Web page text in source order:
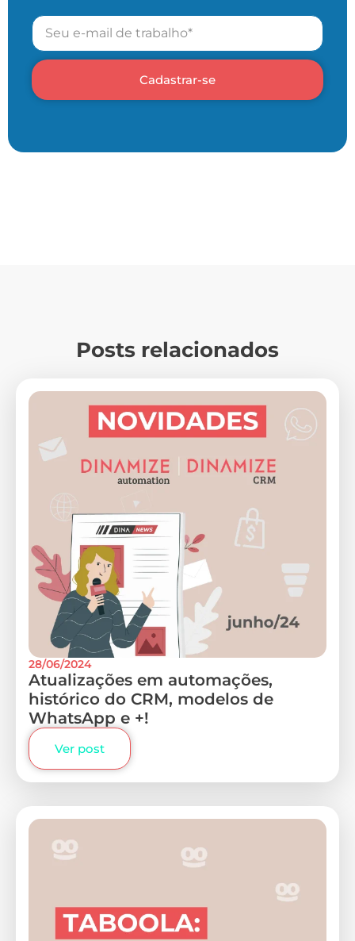
Cadastrar-se
Posts relacionados
28/06/2024
Atualizações em automações,
histórico do CRM, modelos de
WhatsApp e +!
Ver post